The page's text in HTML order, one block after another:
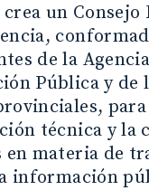
un Consejo
de la
Pública y de
técnica y la
en materia de
información